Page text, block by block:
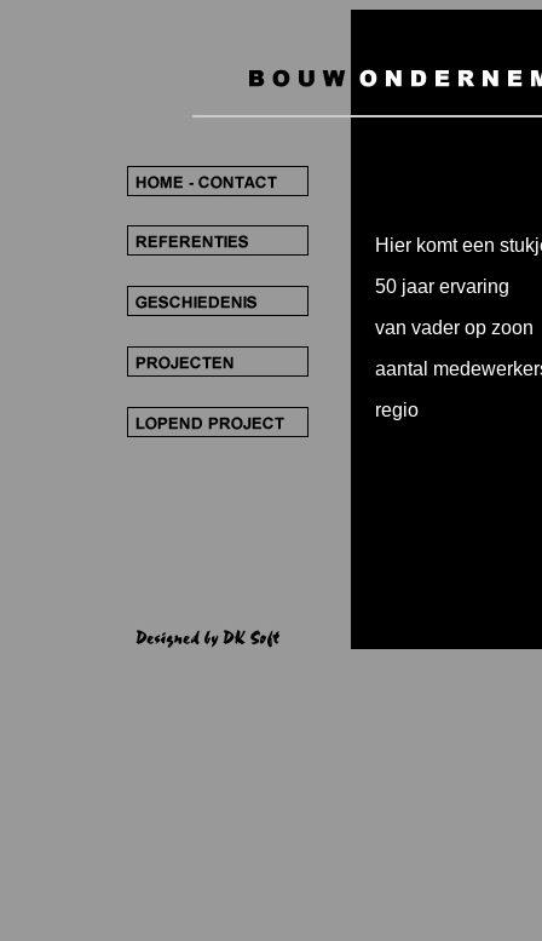
Hier komt een
50 jaar ervaring
van vader op zoon
aantal
regio